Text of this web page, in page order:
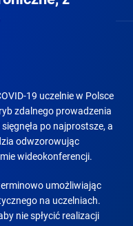
19 uczelnie w Polsce
zdalnego prowadzenia
po najprostsze, a
odwzorowując
wideokonferencji.
umożliwiając
na uczelniach.
nie spłycić realizacji